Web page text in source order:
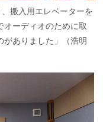
搬入用エレベーターを
オーディオのために取
がありました」（浩明